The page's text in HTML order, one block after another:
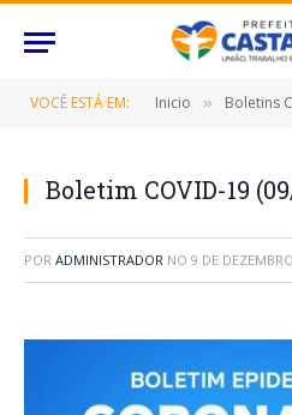
VOCÊ ESTÁ EM: Inicio » Boletins
Boletim COVID-19
POR ADMINISTRADOR NO 9 DE